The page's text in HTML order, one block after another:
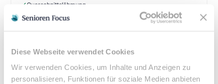
Diese Webseite verwendet Cookies
Wir verwenden Cookies, um Inhalte und Anzeigen zu
personalisieren, Funktionen für soziale Medien anbieten
Querschnittslähmung
Zuzahlung & Kosten:
•Befreiung bei chronischen Erkrankungen möglich
• Privatleistungen nach individueller Vereinbarung
•Hausbesuche bei medizinischer Notwendigkeit